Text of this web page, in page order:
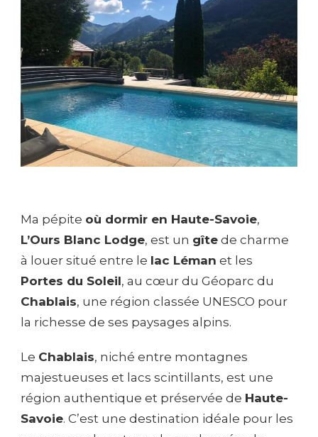
Ma pépite où dormir en Haute-Savoie,
L’Ours Blanc Lodge, est un gîte de charme
à louer situé entre le lac Léman et les
Portes du Soleil, au cœur du Géoparc du
Chablais, une région classée UNESCO pour
la richesse de ses paysages alpins.
Le Chablais, niché entre montagnes
majestueuses et lacs scintillants, est une
région authentique et préservée de Haute-
Savoie. C’est une destination idéale pour les